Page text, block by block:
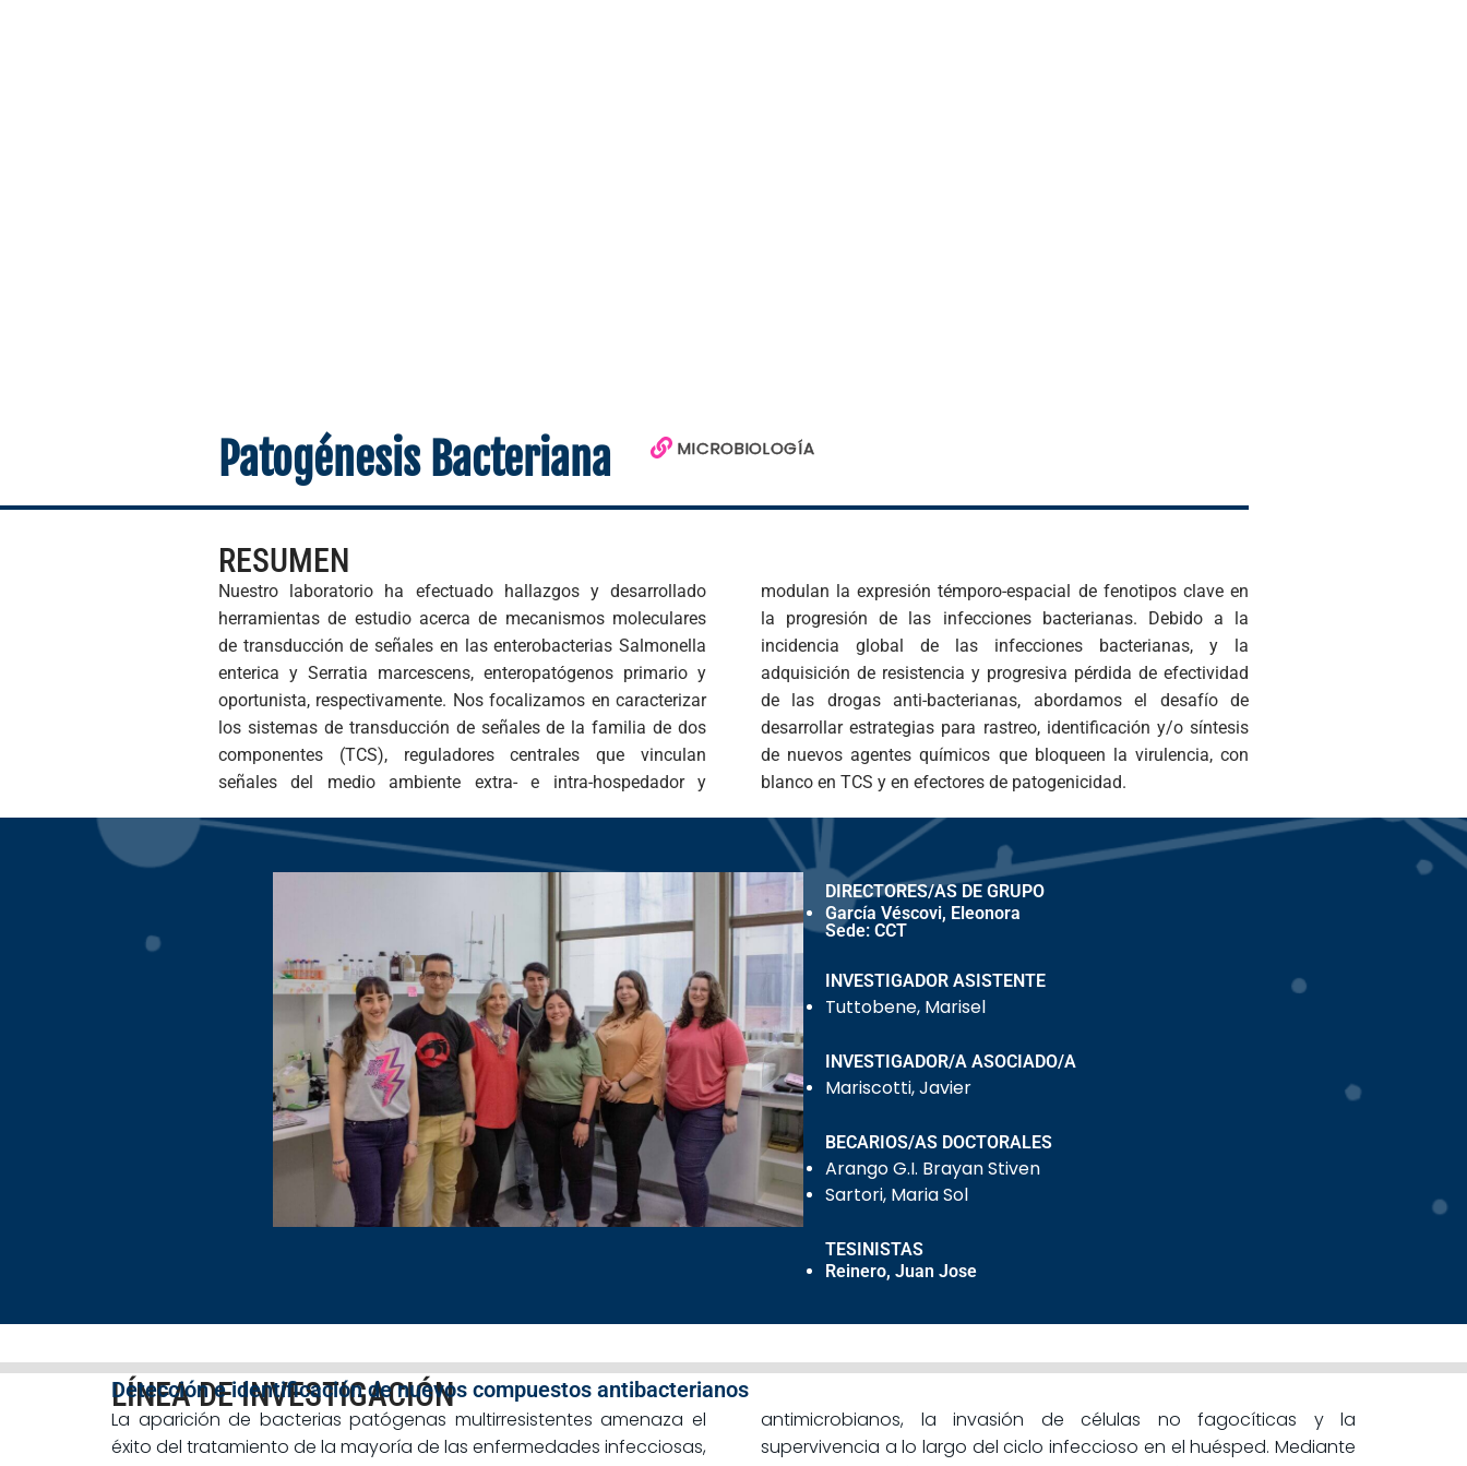
Patogénesis Bacteriana MICROBIOLOGÍA
RESUMEN
Nuestro laboratorio ha efectuado hallazgos y desarrollado
herramientas de estudio acerca de mecanismos moleculares
de transducción de señales en las enterobacterias Salmonella
enterica y Serratia marcescens, enteropatógenos primario y
oportunista, respectivamente. Nos focalizamos en caracterizar
los sistemas de transducción de señales de la familia de dos
componentes (TCS), reguladores centrales que vinculan
señales del medio ambiente extra- e intra-hospedador y
modulan la expresión témporo-espacial de fenotipos clave en
la progresión de las infecciones bacterianas. Debido a la
incidencia global de las infecciones bacterianas, y la
adquisición de resistencia y progresiva pérdida de efectividad
de las drogas anti-bacterianas, abordamos el desafío de
desarrollar estrategias para rastreo, identificación y/o síntesis
de nuevos agentes químicos que bloqueen la virulencia, con
blanco en TCS y en efectores de patogenicidad.
DIRECTORES/AS DE GRUPO
García Véscovi, Eleonora
Sede: CCT
INVESTIGADOR ASISTENTE
Tuttobene, Marisel
INVESTIGADOR/A ASOCIADO/A
Mariscotti, Javier
BECARIOS/AS DOCTORALES
Arango G.I. Brayan Stiven
Sartori, Maria Sol
TESINISTAS
Reinero, Juan Jose
LÍNEA DE INVESTIGACIÓN
Detección e identificación de nuevos compuestos antibacterianos
La aparición de bacterias patógenas multirresistentes amenaza el
éxito del tratamiento de la mayoría de las enfermedades infecciosas,
antimicrobianos, la invasión de células no fagocíticas y la
supervivencia a lo largo del ciclo infeccioso en el huésped. Mediante